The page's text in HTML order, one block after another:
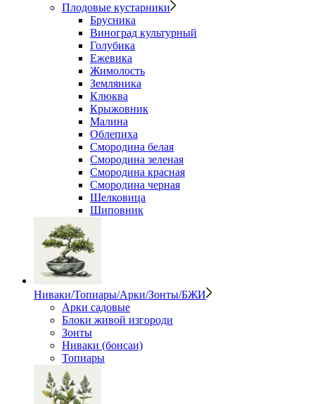
Плодовые кустарники
Брусника
Виноград культурный
Голубика
Ежевика
Жимолость
Земляника
Клюква
Крыжовник
Малина
Облепиха
Смородина белая
Смородина зеленая
Смородина красная
Смородина черная
Шелковица
Шиповник
Ниваки/Топиары/Арки/Зонты/БЖИ
Арки садовые
Блоки живой изгороди
Зонты
Ниваки (бонсаи)
Топиары